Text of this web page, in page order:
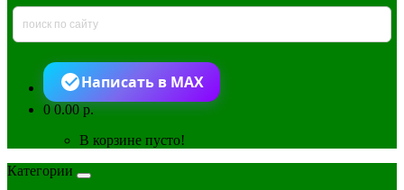
Написать в MAX
00.00 р.
В корзине пусто!
Категории